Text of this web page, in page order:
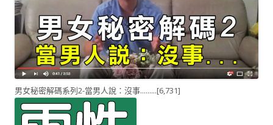
男女秘密解碼系列2-當男人說：沒事.........[6,731]